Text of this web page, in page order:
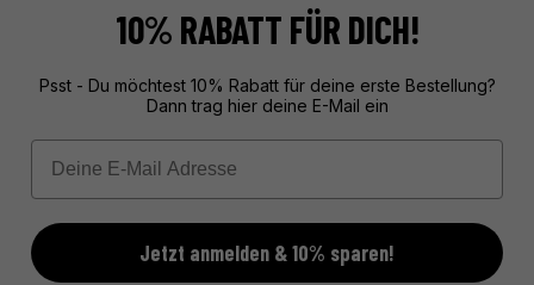
Exklusive Geschenke aus Frankreich, unvergesslich verpackt.
Mehr über unseren Service erfahren
10% RABATT FÜR DICH!
Psst - Du möchtest 10% Rabatt für deine erste Bestellung?
Dann trag hier deine E-Mail ein
Email
Jetzt anmelden & 10% sparen!